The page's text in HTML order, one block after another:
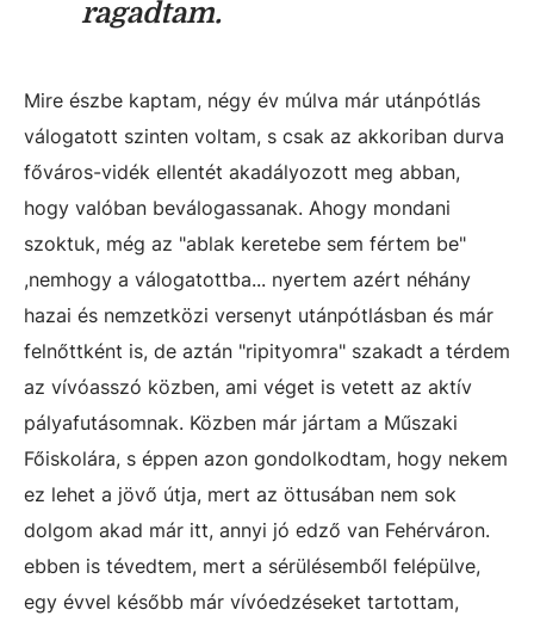
ragadtam.
Mire észbe kaptam, négy év múlva már utánpótlás
válogatott szinten voltam, s csak az akkoriban durva
főváros-vidék ellentét akadályozott meg abban,
hogy valóban beválogassanak. Ahogy mondani
szoktuk, még az "ablak keretebe sem fértem be"
,nemhogy a válogatottba... nyertem azért néhány
hazai és nemzetközi versenyt utánpótlásban és már
felnőttként is, de aztán "ripityomra" szakadt a térdem
az vívóasszó közben, ami véget is vetett az aktív
pályafutásomnak. Közben már jártam a Műszaki
Főiskolára, s éppen azon gondolkodtam, hogy nekem
ez lehet a jövő útja, mert az öttusában nem sok
dolgom akad már itt, annyi jó edző van Fehérváron.
ebben is tévedtem, mert a sérülésemből felépülve,
egy évvel később már vívóedzéseket tartottam,